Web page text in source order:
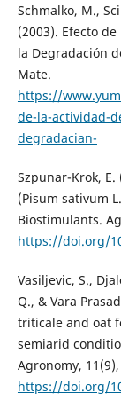
Schmalko, M.,
(2003). Efecto
la Degradación
Mate.
https://
de-la-actividad-
degradacian-
Szpunar-Krok, E.
(Pisum sativum
Biostimulants.
https://doi.org/
Vasiljevic, S.,
Q., & Vara
triticale and oat
semiarid
Agronomy,
https://doi.org/